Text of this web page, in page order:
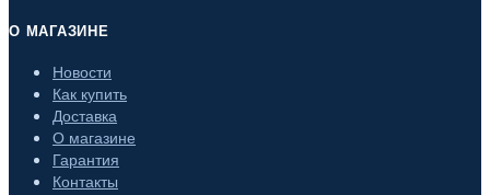
О МАГАЗИНЕ
Новости
Как купить
Доставка
О магазине
Гарантия
Контакты